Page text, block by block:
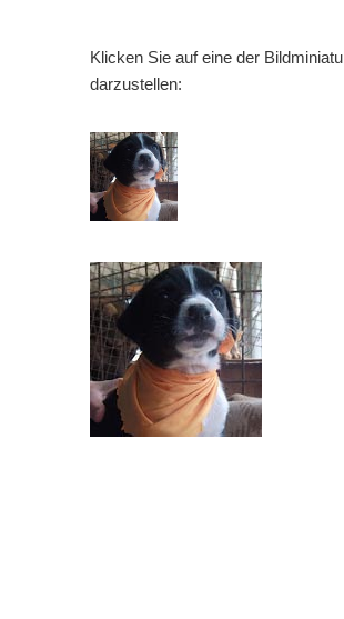
Klicken Sie auf eine der
darzustellen: